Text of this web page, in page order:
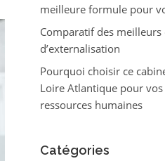
meilleure formule pour
Comparatif des meilleurs
d’externalisation
Pourquoi choisir ce
Loire Atlantique pour vos
ressources humaines
Catégories